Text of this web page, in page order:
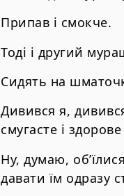
Припав і смокче.
Тоді і другий
Сидять на
Дивився я,
смугасте і
Ну, думаю,
давати їм одразу